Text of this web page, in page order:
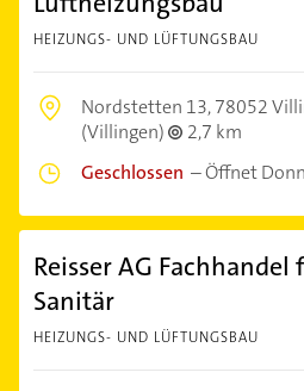
HEIZUNGS- UND LÜFTUNGSBAU
Nordstetten 13,78052
(Villingen)
2,7 km
Geschlossen –Öffnet
Reisser AG
Sanitär
HEIZUNGS- UND LÜFTUNGSBAU